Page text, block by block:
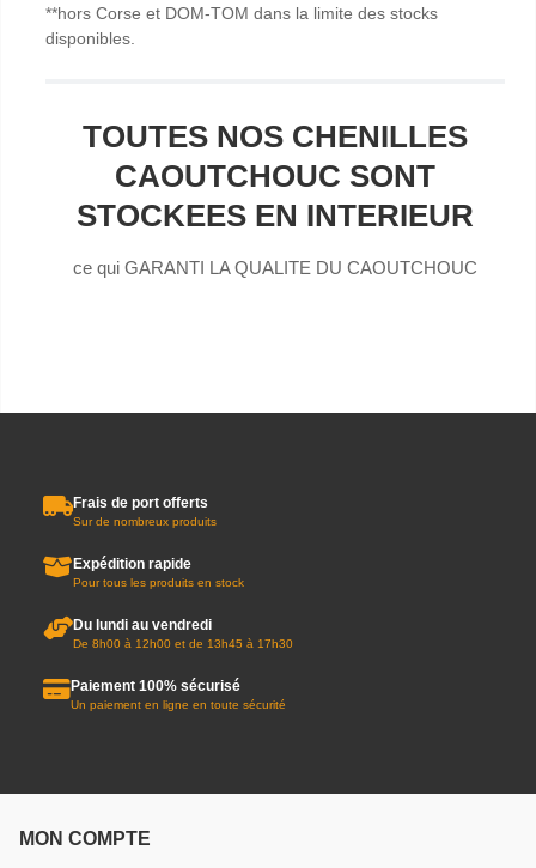
**hors Corse et DOM-TOM dans la limite des stocks
disponibles.
TOUTES NOS CHENILLES
CAOUTCHOUC SONT
STOCKEES EN INTERIEUR
ce qui GARANTI LA QUALITE DU CAOUTCHOUC
Frais de port offerts
Sur de nombreux produits
Expédition rapide
Pour tous les produits en stock
Du lundi au vendredi
De 8h00 à 12h00 et de 13h45 à 17h30
Paiement 100% sécurisé
Un paiement en ligne en toute sécurité
MON COMPTE